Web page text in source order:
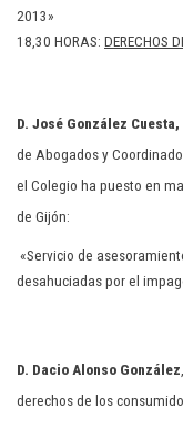
2013»
18,30 HORAS: DERECHOS
D. José González Cuesta,
de Abogados y
el Colegio ha puesto en
de Gijón:
«Servicio de
desahuciadas por el
D. Dacio Alonso González
derechos de los